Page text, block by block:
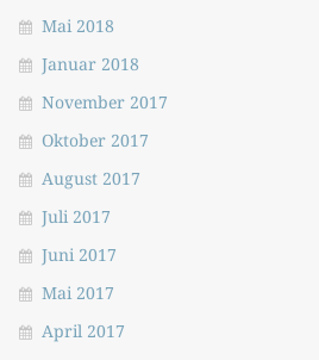
Mai 2018
Januar 2018
November 2017
Oktober 2017
August 2017
Juli 2017
Juni 2017
Mai 2017
April 2017